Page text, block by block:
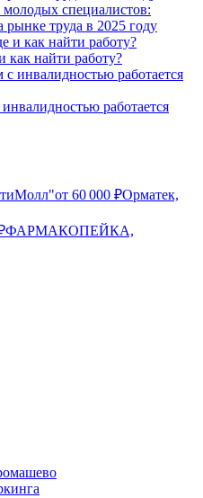
специалистов:
труда в 2025 году
как найти работу?
работается
от 60 000 ₽Орматек,
ФАРМАКОПЕЙКА,